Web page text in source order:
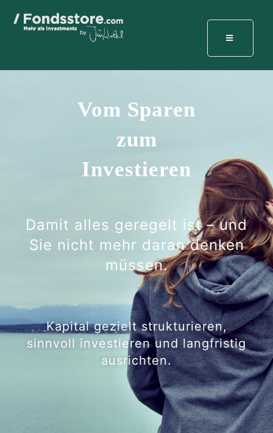
Vom Sparen
zum
Investieren
Damit alles geregelt ist – und
Sie nicht mehr daran denken
müssen.
Kapital gezielt strukturieren,
sinnvoll investieren und langfristig
ausrichten.